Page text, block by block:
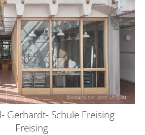
Gerhardt- Schule Freising
Freising